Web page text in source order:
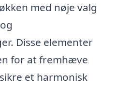
med nøje valg
Disse elementer
for at fremhæve
et harmonisk